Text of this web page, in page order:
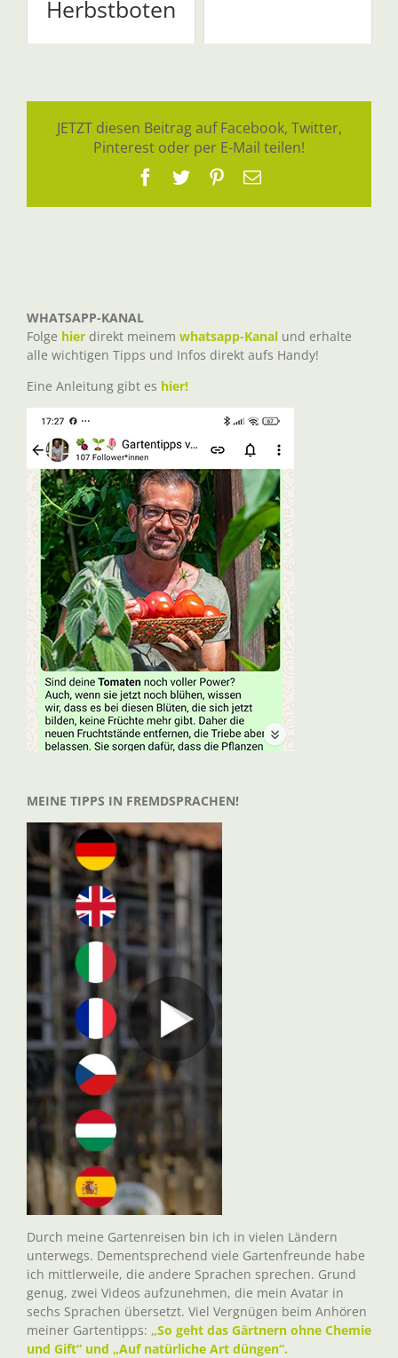
Herbstboten
JETZT diesen Beitrag auf Facebook, Twitter,
Pinterest oder per E-Mail teilen!
Facebook
TwitterPinterest
E-
WHATSAPP-KANAL
Folge hier direkt meinem whatsapp-Kanal und erhalte
alle wichtigen Tipps und Infos direkt aufs Handy!
Eine Anleitung gibt es hier!
MEINE TIPPS IN FREMDSPRACHEN!
Durch meine Gartenreisen bin ich in vielen Ländern
unterwegs. Dementsprechend viele Gartenfreunde habe
ich mittlerweile, die andere Sprachen sprechen. Grund
genug, zwei Videos aufzunehmen, die mein Avatar in
sechs Sprachen übersetzt. Viel Vergnügen beim Anhören
meiner Gartentipps: „So geht das Gärtnern ohne Chemie
und Gift“ und „Auf natürliche Art düngen“.